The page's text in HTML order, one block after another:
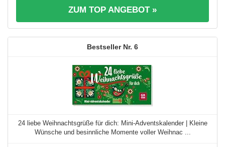
ZUM TOP ANGEBOT »
6
24 liebe Weihnachtsgrüße für dich: Mini-Adventskalender | Kleine
Wünsche und besinnliche Momente voller Weihnac ...